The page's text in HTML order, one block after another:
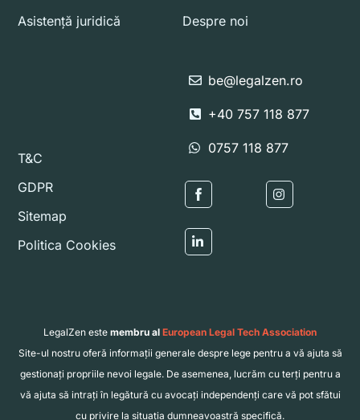
Asistență juridică
Despre noi
T&C
GDPR
Sitemap
Politica Cookies
be@legalzen.ro
+40 757 118 877
0757 118 877
Icon
Icon
Icon
LegalZen este membru al European Legal Tech Association
Site-ul nostru oferă informații generale despre lege pentru a vă ajuta să
gestionați propriile nevoi legale. De asemenea, lucrăm cu terți pentru a
vă ajuta să intrați în legătură cu avocați independenți care vă pot sfătui
cu privire la situația dumneavoastră specifică.